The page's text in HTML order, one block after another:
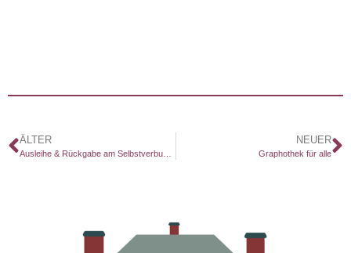
ÄLTER NEUER
Graphothek für alle